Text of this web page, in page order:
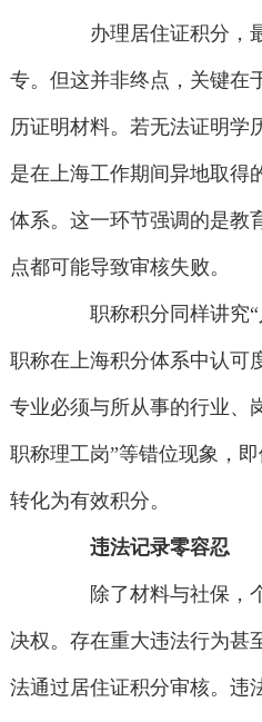
办理居住证积分，
专。但这并非终点，关键在
历证明材料。若无法证明学
是在上海工作期间异地取得
体系。这一环节强调的是教
点都可能导致审核失败。
职称积分同样讲究“
职称在上海积分体系中认可
专业必须与所从事的行业、
职称理工岗”等错位现象，
转化为有效积分。
违法记录零容忍
除了材料与社保，
决权。存在重大违法行为甚
法通过居住证积分审核。违